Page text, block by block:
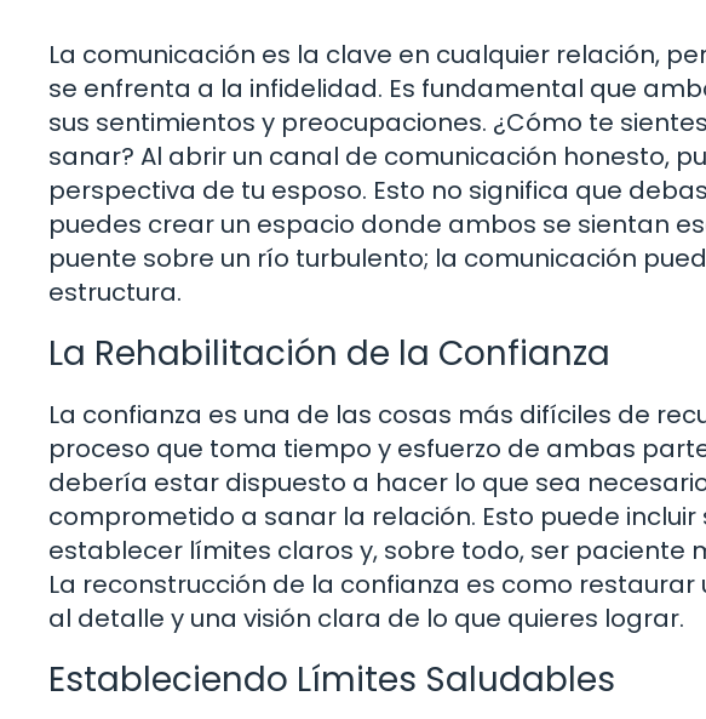
La comunicación es la clave en cualquier relación,
se enfrenta a la infidelidad. Es fundamental que
sus sentimientos y preocupaciones. ¿Cómo te
sanar? Al abrir un canal de comunicación honesto,
perspectiva de tu esposo. Esto no significa que
puedes crear un espacio donde ambos se sientan
puente sobre un río turbulento; la comunicación
estructura.
La Rehabilitación de la Confianza
La confianza es una de las cosas más difíciles de
proceso que toma tiempo y esfuerzo de ambas
debería estar dispuesto a hacer lo que sea
comprometido a sanar la relación. Esto puede
establecer límites claros y, sobre todo, ser paciente
La reconstrucción de la confianza es como
al detalle y una visión clara de lo que quieres lograr.
Estableciendo Límites Saludables